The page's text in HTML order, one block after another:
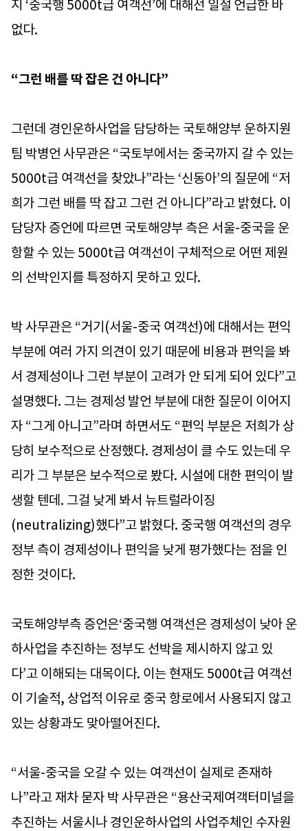
지 ‘중국행 5000t급 여객선’에 대해선 일절 언급한 바
없다.
“그런 배를 딱 잡은 건 아니다”
그런데 경인운하사업을 담당하는 국토해양부 운하지원
팀 박병언 사무관은 “국토부에서는 중국까지 갈 수 있는
5000t급 여객선을 찾았나”라는 ‘신동아’의 질문에 “저
희가 그런 배를 딱 잡고 그런 건 아니다”라고 밝혔다. 이
담당자 증언에 따르면 국토해양부 측은 서울-중국을 운
항할 수 있는 5000t급 여객선이 구체적으로 어떤 제원
의 선박인지를 특정하지 못하고 있다.
박 사무관은 “거기(서울-중국 여객선)에 대해서는 편익
부분에 여러 가지 의견이 있기 때문에 비용과 편익을 봐
서 경제성이나 그런 부분이 고려가 안 되게 되어 있다”고
설명했다. 그는 경제성 발언 부분에 대한 질문이 이어지
자 “그게 아니고”라며 하면서도 “편익 부분은 저희가 상
당히 보수적으로 산정했다. 경제성이 클 수도 있는데 우
리가 그 부분은 보수적으로 봤다. 시설에 대한 편익이 발
생할 텐데. 그걸 낮게 봐서 뉴트럴라이징
(neutralizing)했다”고 밝혔다. 중국행 여객선의 경우
정부 측이 경제성이나 편익을 낮게 평가했다는 점을 인
정한 것이다.
국토해양부측 증언은‘중국행 여객선은 경제성이 낮아 운
하사업을 추진하는 정부도 선박을 제시하지 않고 있
다’고 이해되는 대목이다. 이는 현재도 5000t급 여객선
이 기술적, 상업적 이유로 중국 항로에서 사용되지 않고
있는 상황과도 맞아떨어진다.
“서울-중국을 오갈 수 있는 여객선이 실제로 존재하
나”라고 재차 묻자 박 사무관은 “용산국제여객터미널을
추진하는 서울시나 경인운하사업의 사업주체인 수자원